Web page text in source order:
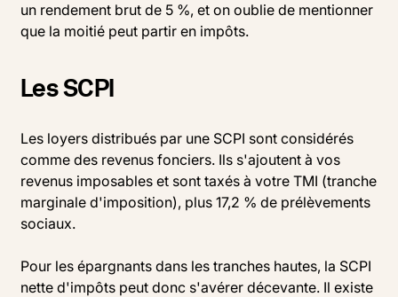
un rendement brut de 5 %, et on oublie de mentionner
que la moitié peut partir en impôts.
Les SCPI
Les loyers distribués par une SCPI sont considérés
comme des revenus fonciers. Ils s'ajoutent à vos
revenus imposables et sont taxés à votre TMI (tranche
marginale d'imposition), plus 17,2 % de prélèvements
sociaux.
Pour les épargnants dans les tranches hautes, la SCPI
nette d'impôts peut donc s'avérer décevante. Il existe